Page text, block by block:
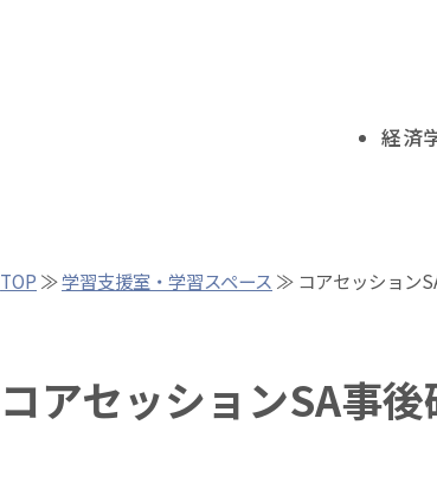
経済
TOP ≫学習支援室・学習スペース ≫ コアセッション
コアセッションSA事